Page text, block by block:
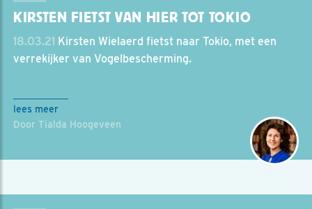
KIRSTEN FIETST VAN HIER TOT TOKIO
18.03.21 Kirsten Wielaerd fietst naar Tokio, met een
verrekijker van Vogelbescherming.
lees meer
Door Tialda Hoogeveen